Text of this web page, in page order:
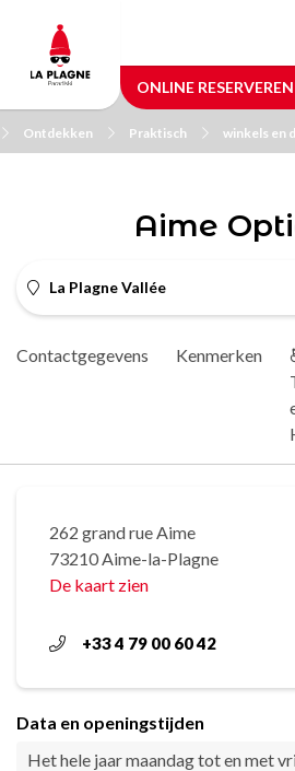
main
content
ONLINE RESERVEREN
Ontdekken Praktisch winkels en
Aime
La Plagne Vallée
Contactgegevens Kenmerken
262 grand rue Aime
73210 Aime-la-Plagne
De kaart zien
+33 4 79 00 60 42
Data en openingstijden
Het hele jaar maandag tot en met